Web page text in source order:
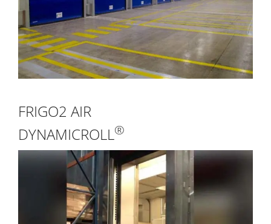
FRIGO2 AIR
DYNAMICROLL®